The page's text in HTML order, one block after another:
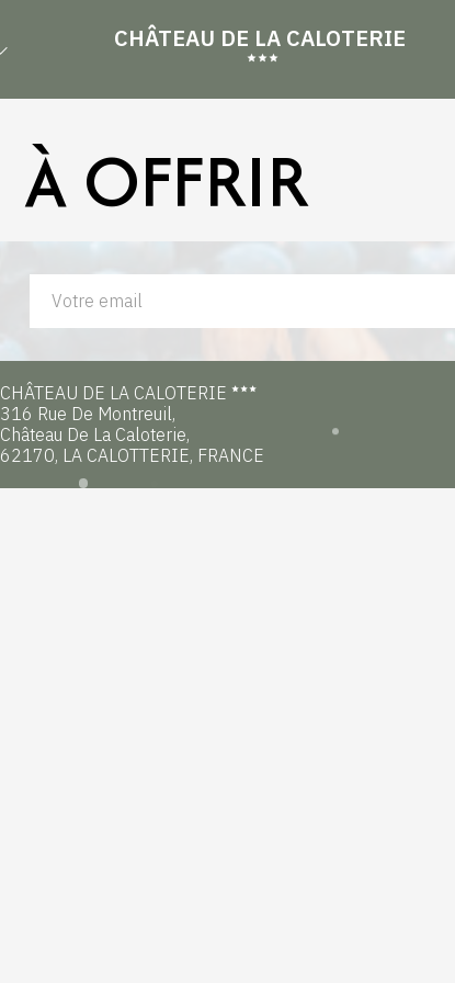
CHÂTEAU DE LA CALOTERIE
À OFFRIR
CHÂTEAU DE LA CALOTERIE
316 Rue De Montreuil,
Château De La Caloterie,
62170, LA CALOTTERIE, FRANCE